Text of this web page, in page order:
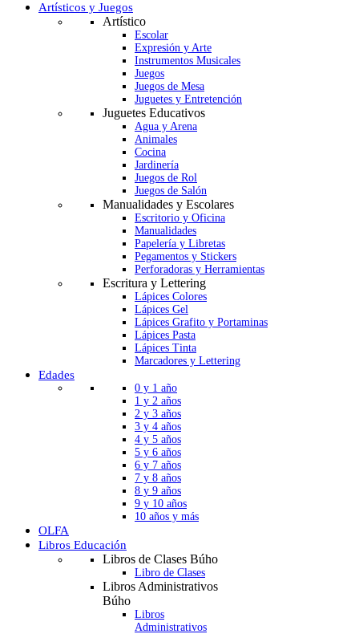
Artísticos y Juegos
Artístico
Escolar
Expresión y Arte
Instrumentos Musicales
Juegos
Juegos de Mesa
Juguetes y Entretención
Juguetes Educativos
Agua y Arena
Animales
Cocina
Jardinería
Juegos de Rol
Juegos de Salón
Manualidades y Escolares
Escritorio y Oficina
Manualidades
Papelería y Libretas
Pegamentos y Stickers
Perforadoras y Herramientas
Escritura y Lettering
Lápices Colores
Lápices Gel
Lápices Grafito y Portaminas
Lápices Pasta
Lápices Tinta
Marcadores y Lettering
Edades
0 y 1 año
1 y 2 años
2 y 3 años
3 y 4 años
4 y 5 años
5 y 6 años
6 y 7 años
7 y 8 años
8 y 9 años
9 y 10 años
10 años y más
OLFA
Libros Educación
Libros de Clases Búho
Libro de Clases
Libros Administrativos
Búho
Libros
Administrativos